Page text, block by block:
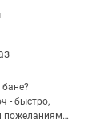
за
- быстро,
пожеланиям!